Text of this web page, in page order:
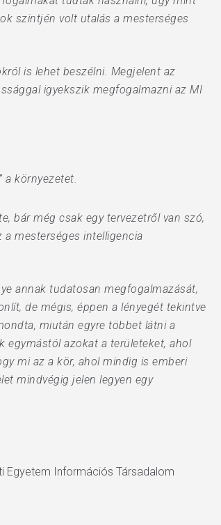
szintjén volt utalás a mesterséges
is lehet beszélni. Megjelent az
igyekszik megfogalmazni az MI
a környezetet.
bár még csak egy tervezetről van szó,
mesterséges intelligencia
annak tudatosan megfogalmazását,
de mégis, éppen a lényegét tekintve
miután egyre többet látni a
egymástól azokat a területeket, ahol
mi az a kör, ahol mindig is emberi
mindvégig jelen legyen egy
Egyetem Információs Társadalom